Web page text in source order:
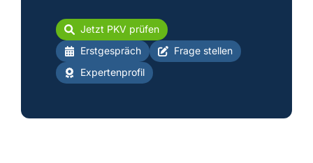
Jetzt PKV prüfen
Erstgespräch
Frage stellen
Expertenprofil